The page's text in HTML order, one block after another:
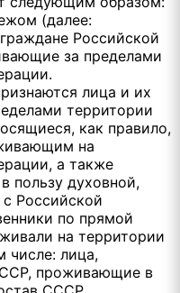
(далее:
Российской
за пределами
лица и их
территории
как правило,
на
а также
пользу духовной,
Российской
по прямой
на территории
числе: лица,
проживающие в